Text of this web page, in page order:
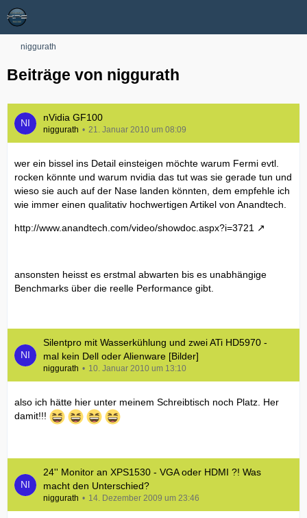
niggurath
Beiträge von niggurath
nVidia GF100
niggurath 21. Januar 2010 um 08:09
wer ein bissel ins Detail einsteigen möchte warum Fermi evtl.
rocken könnte und warum nvidia das tut was sie gerade tun und
wieso sie auch auf der Nase landen könnten, dem empfehle ich
wie immer einen qualitativ hochwertigen Artikel von Anandtech.
http://www.anandtech.com/video/showdoc.aspx?i=3721
ansonsten heisst es erstmal abwarten bis es unabhängige
Benchmarks über die reelle Performance gibt.
Silentpro mit Wasserkühlung und zwei ATi HD5970 -
mal kein Dell oder Alienware [Bilder]
niggurath 10. Januar 2010 um 13:10
also ich hätte hier unter meinem Schreibtisch noch Platz. Her
damit!!!
24'' Monitor an XPS1530 - VGA oder HDMI ?! Was
macht den Unterschied?
niggurath 14. Dezember 2009 um 23:46